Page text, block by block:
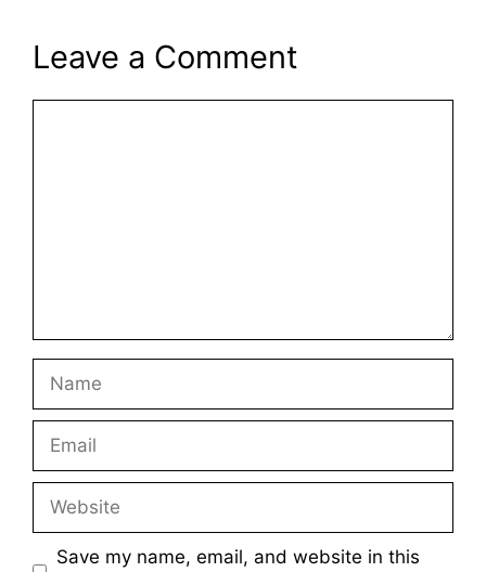
Leave a Comment
Name
Email
Website
Save my name, email, and website in this